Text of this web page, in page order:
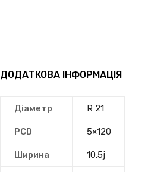
ДОДАТКОВА ІНФОРМАЦІЯ
Діаметр R 21
PCD 5×120
Ширина 10.5j